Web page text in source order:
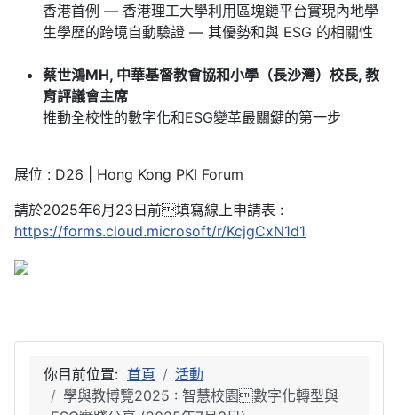
香港首例 — 香港理工大學利用區塊鏈平台實現內地學
生學歷的跨境自動驗證 — 其優勢和與 ESG 的相關性
蔡世鴻MH, 中華基督教會協和小學（長沙灣）校長, 教
育評議會主席
推動全校性的數字化和ESG變革最關鍵的第一步
展位 : D26 | Hong Kong PKI Forum
請於2025年6月23日前填寫線上申請表 :
https://forms.cloud.microsoft/r/KcjgCxN1d1
你目前位置: 首頁
活動
學與教博覽2025 : 智慧校園數字化轉型與